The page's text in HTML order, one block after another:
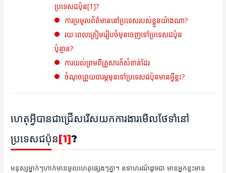
ប្រទេសជប៉ុន[1]?
ការប្រមូលព័ត៌មាននៅប្រទេសរបស់ខ្លួនយ៉ាងណា?
រយៈពេលត្រៀមរៀបចំមុនចេញទៅប្រទេសជប៉ុន
ប៉ុន្មាន?
ការយល់ព្រមពីគ្រួសារក៏សំខាន់ដែរ
ចំណុចព្រួយបារម្ភមុនទៅប្រទេសជប៉ុនមានអ្វីខ្លះ?
ហេតុអ្វីបានជាជ្រើសរើសយកការងារមើលថែទាំនៅ
ប្រទេសជប៉ុន[1]?
មនុស្សម្នាក់ៗហាក់មានមូលហេតុផ្សេងៗគ្នា។ ឧទាហរណ៍ដូចជា មានអ្នកខ្លះមាន